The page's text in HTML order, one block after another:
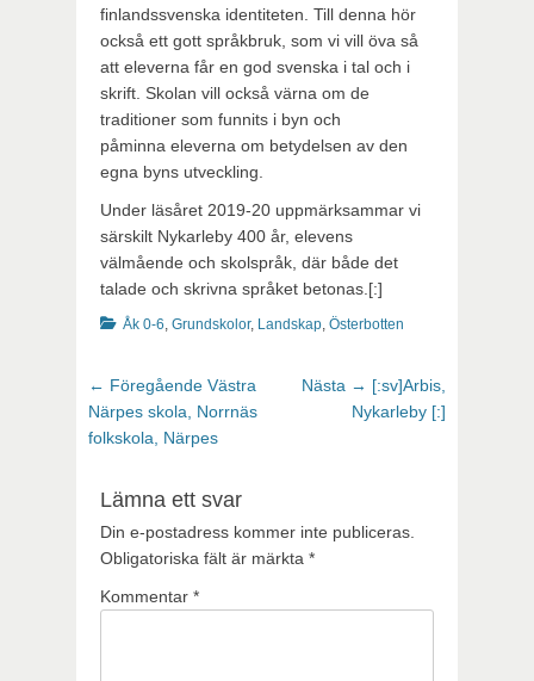
finlandssvenska identiteten. Till denna hör
också ett gott språkbruk, som vi vill öva så
att eleverna får en god svenska i tal och i
skrift. Skolan vill också värna om de
traditioner som funnits i byn och
påminna eleverna om betydelsen av den
egna byns utveckling.
Under läsåret 2019-20 uppmärksammar vi
särskilt Nykarleby 400 år, elevens
välmående och skolspråk, där både det
talade och skrivna språket betonas.[:]
Kategorier
Åk 0-6, Grundskolor, Landskap, Österbotten
Inläggsnavigering
← Föregående Föregående
inlägg:
Västra
Närpes skola, Norrnäs
folkskola, Närpes
Nästa → Nästa
inlägg:
[:sv]Arbis,
Nykarleby [:]
Lämna ett svar
Din e-postadress kommer inte publiceras.
Obligatoriska fält är märkta *
Kommentar *